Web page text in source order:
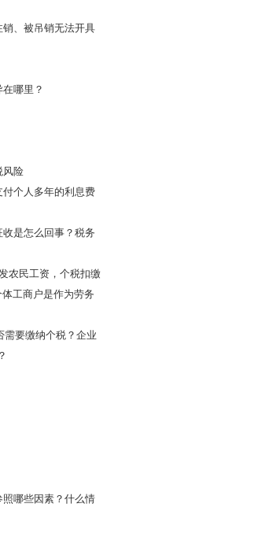
、被吊销无法开具
哪里？
风险
个人多年的利息费
是怎么回事？税务
农民工资，个税扣缴
工商户是作为劳务
需要缴纳个税？企业
哪些因素？什么情